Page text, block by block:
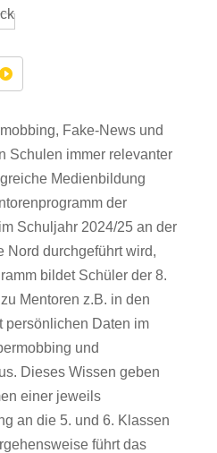
Fake-News und
Schulen immer relevanter
Medienbildung
der
Schuljahr 2024/25 an der
Nord durchgeführt wird,
bildet Schüler der 8.
Mentoren z.B. in den
persönlichen Daten im
und
Dieses Wissen geben
einer jeweils
an die 5. und 6. Klassen
führt das